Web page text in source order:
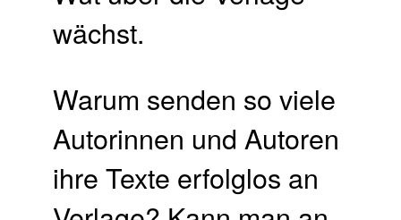
wächst.
Warum senden so viele
Autorinnen und Autoren
ihre Texte erfolglos an